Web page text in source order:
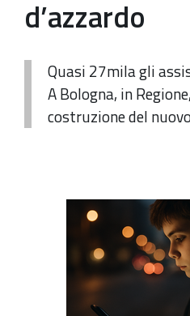
d’azzardo
Quasi 27mila gli
A Bologna, in
costruzione del